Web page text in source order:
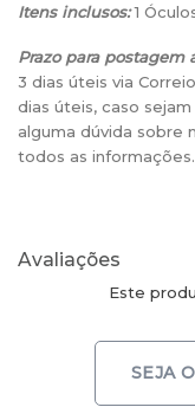
Itens inclusos:1
Prazo para postagem
3 dias úteis via
dias úteis, caso
alguma dúvida sobre
todos as informações.
Avaliações
Este
SEJA